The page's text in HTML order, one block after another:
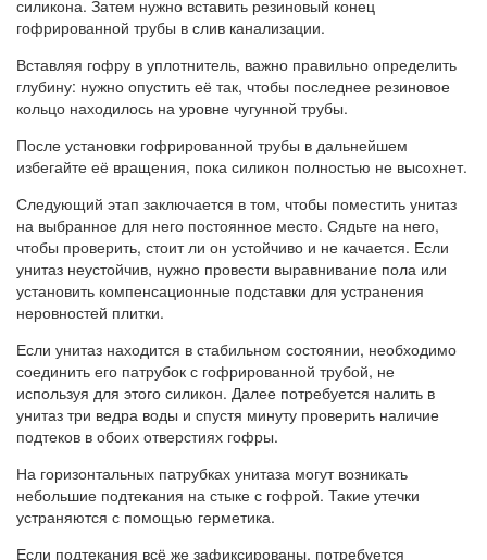
силикона. Затем нужно вставить резиновый конец
гофрированной трубы в слив канализации.
Вставляя гофру в уплотнитель, важно правильно определить
глубину: нужно опустить её так, чтобы последнее резиновое
кольцо находилось на уровне чугунной трубы.
После установки гофрированной трубы в дальнейшем
избегайте её вращения, пока силикон полностью не высохнет.
Следующий этап заключается в том, чтобы поместить унитаз
на выбранное для него постоянное место. Сядьте на него,
чтобы проверить, стоит ли он устойчиво и не качается. Если
унитаз неустойчив, нужно провести выравнивание пола или
установить компенсационные подставки для устранения
неровностей плитки.
Если унитаз находится в стабильном состоянии, необходимо
соединить его патрубок с гофрированной трубой, не
используя для этого силикон. Далее потребуется налить в
унитаз три ведра воды и спустя минуту проверить наличие
подтеков в обоих отверстиях гофры.
На горизонтальных патрубках унитаза могут возникать
небольшие подтекания на стыке с гофрой. Такие утечки
устраняются с помощью герметика.
Если подтекания всё же зафиксированы, потребуется